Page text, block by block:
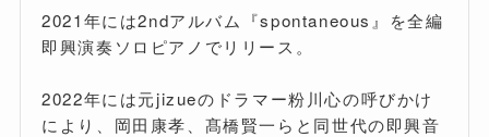
2021年には2ndアルバム『spontaneous』を全編
即興演奏ソロピアノでリリース。
2022年には元jizueのドラマー粉川心の呼びかけ
により、岡田康孝、髙橋賢一らと同世代の即興音